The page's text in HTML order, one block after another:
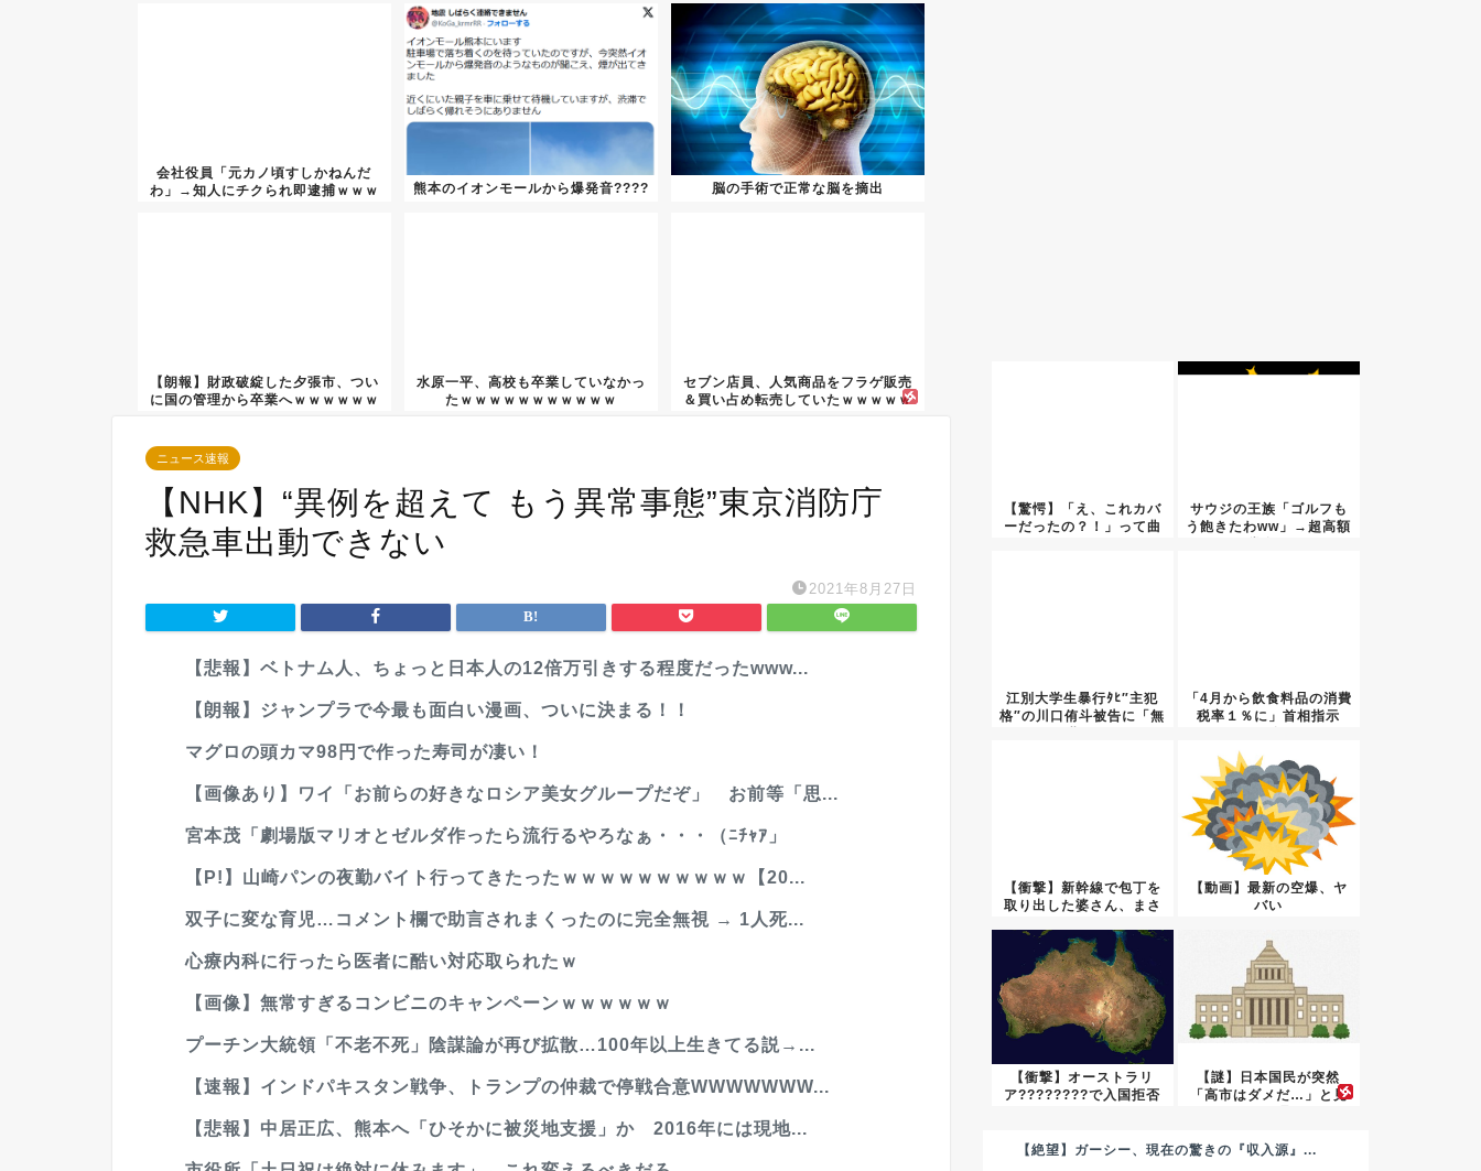
会社役員「元カノ頃すしかねんだ
わ」→知人にチクられ即逮捕ｗｗｗ
熊本のイオンモールから爆発音???? 脳の手術で正常な脳を摘出
【朗報】財政破綻した夕張市、つい
に国の管理から卒業へｗｗｗｗｗｗ
水原一平、高校も卒業していなかっ
たｗｗｗｗｗｗｗｗｗｗｗ
セブン店員、人気商品をフラゲ販売
＆買い占め転売していたｗｗｗｗｗ
ニュース速報
【NHK】“異例を超えて もう異常事態”東京消防庁
救急車出動できない
2021年8月27日
【悲報】ベトナム人、ちょっと日本人の12倍万引きする程度だったwww...
【朗報】ジャンプラで今最も面白い漫画、ついに決まる！！
マグロの頭カマ98円で作った寿司が凄い！
【画像あり】ワイ「お前らの好きなロシア美女グループだぞ」 お前等「思...
宮本茂「劇場版マリオとゼルダ作ったら流行るやろなぁ・・・（ﾆﾁｬｱ」
【P!】山崎パンの夜勤バイト行ってきたったｗｗｗｗｗｗｗｗｗｗ【20...
双子に変な育児…コメント欄で助言されまくったのに完全無視 → 1人死...
心療内科に行ったら医者に酷い対応取られたｗ
【画像】無常すぎるコンビニのキャンペーンｗｗｗｗｗｗ
プーチン大統領「不老不死」陰謀論が再び拡散…100年以上生きてる説→...
【速報】インドパキスタン戦争、トランプの仲裁で停戦合意WWWWWWW...
【悲報】中居正広、熊本へ「ひそかに被災地支援」か 2016年には現地...
【驚愕】「え、これカバ
ーだったの？！」って曲
サウジの王族「ゴルフも
う飽きたわww」→超高額
江別大学生暴行ﾀﾋ″主犯
格″の川口侑斗被告に「無
「4月から飲食料品の消費
税率１％に」首相指示
【衝撃】新幹線で包丁を
取り出した婆さん、まさ
【動画】最新の空爆、ヤ
バい
【衝撃】オーストラリ
ア????????で入国拒否
【謎】日本国民が突然
「高市はダメだ…」と見
【絶望】ガーシー、現在の驚きの『収入源』...